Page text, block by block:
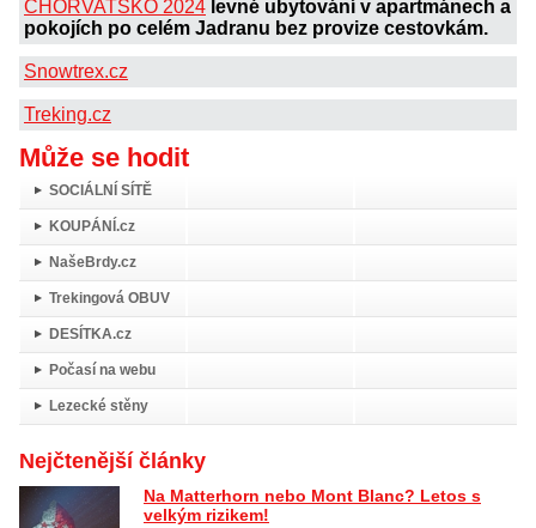
CHORVATSKO 2024 levné ubytování v apartmánech a
pokojích po celém Jadranu bez provize cestovkám.
Snowtrex.cz
Treking.cz
Může se hodit
SOCIÁLNÍ SÍTĚ
KOUPÁNÍ.cz
NašeBrdy.cz
Trekingová OBUV
DESÍTKA.cz
Počasí na webu
Lezecké stěny
Nejčtenější články
Na Matterhorn nebo Mont Blanc? Letos s
velkým rizikem!